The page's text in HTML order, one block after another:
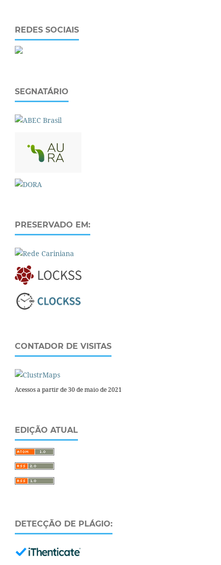
REDES SOCIAIS
SEGNATÁRIO
PRESERVADO EM:
CONTADOR DE VISITAS
Acessos a partir de 30 de maio de 2021
EDIÇÃO ATUAL
DETECÇÃO DE PLÁGIO: